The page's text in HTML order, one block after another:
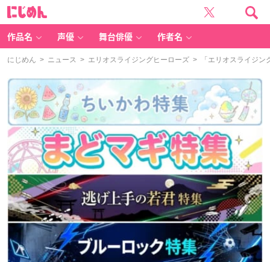
作品名 声優 舞台俳優 作者名
にじめん > ニュース > エリオスライジングヒーローズ > 「エリオスライジン